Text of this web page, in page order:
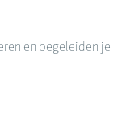
en begeleiden je